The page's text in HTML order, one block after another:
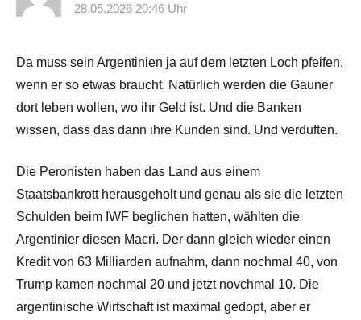
28.05.2026 20:46 Uhr
Da muss sein Argentinien ja auf dem letzten Loch pfeifen,
wenn er so etwas braucht. Natürlich werden die Gauner
dort leben wollen, wo ihr Geld ist. Und die Banken
wissen, dass das dann ihre Kunden sind. Und verduften.
Die Peronisten haben das Land aus einem
Staatsbankrott herausgeholt und genau als sie die letzten
Schulden beim IWF beglichen hatten, wählten die
Argentinier diesen Macri. Der dann gleich wieder einen
Kredit von 63 Milliarden aufnahm, dann nochmal 40, von
Trump kamen nochmal 20 und jetzt novchmal 10. Die
argentinische Wirtschaft ist maximal gedopt, aber er